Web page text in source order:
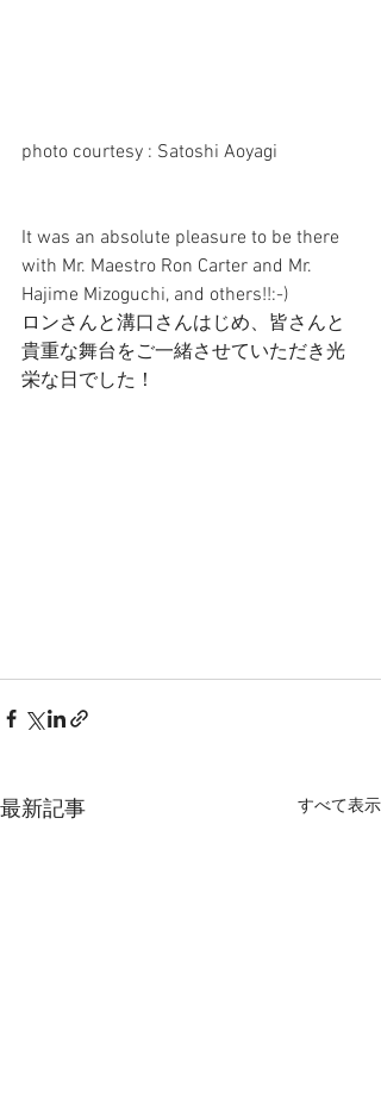
photo courtesy : Satoshi Aoyagi
It was an absolute pleasure to be there
with Mr. Maestro Ron Carter and Mr.
Hajime Mizoguchi, and others!!:-)
ロンさんと溝口さんはじめ、皆さんと
貴重な舞台をご一緒させていただき光
栄な日でした！
最新記事 すべて表示